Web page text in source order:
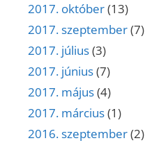
2017. október(13)
2017. szeptember(7)
2017. július(3)
2017. június(7)
2017. május(4)
2017. március(1)
2016. szeptember(2)